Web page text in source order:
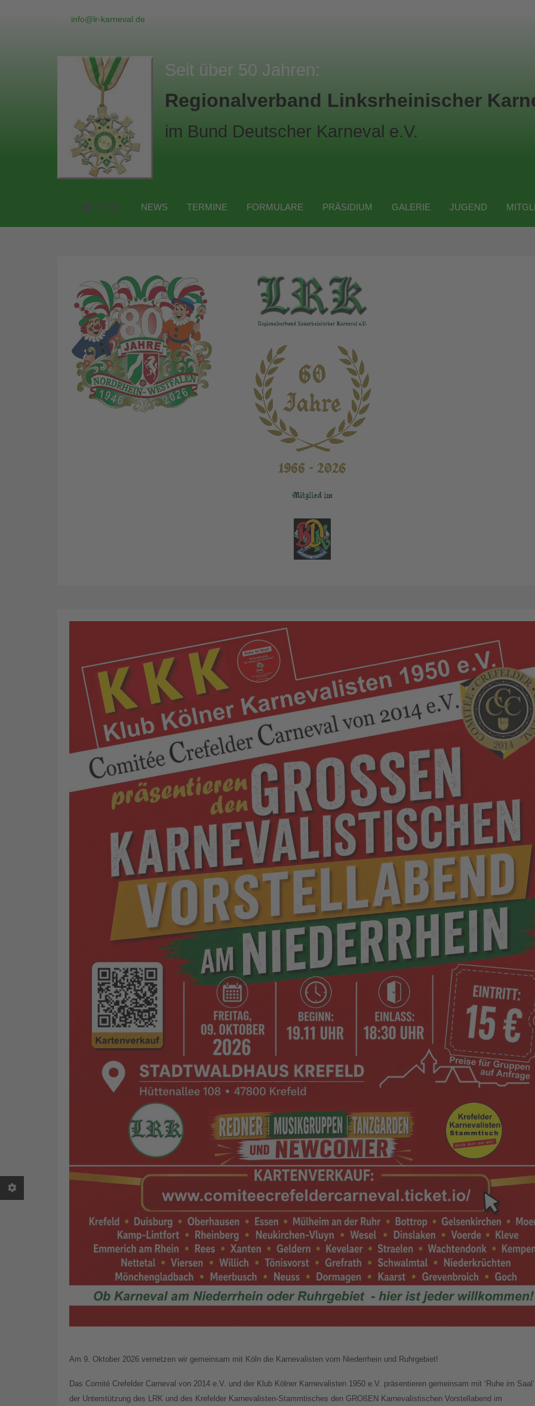
info@lr-karneval.de
Seit über 50 Jahren:
Regionalverband Linksrheinischer
im Bund Deutscher Karneval e.V.
HOME NEWS TERMINE FORMULARE PRÄSIDIUM GALERIE JUGEND
Am 9. Oktober 2026 vernetzen wir gemeinsam mit Köln die Karnevalisten vom Niederrhein und Ruhrgebiet!
Das Comité Crefelder Carneval von 2014 e.V. und der Klub Kölner Karnevalisten 1950 e.V. präsentieren gemeinsam mit ‘Ruhe im Saal’
der Unterstützung des LRK und des Krefelder Karnevalisten-Stammtisches den GROßEN Karnevalistischen Vorstellabend im